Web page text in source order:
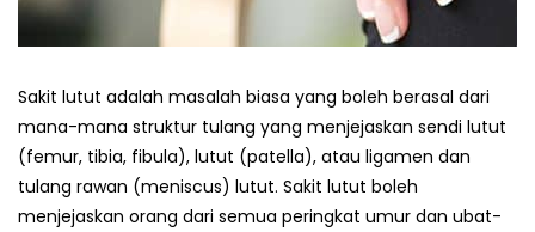
Sakit lutut adalah masalah biasa yang boleh berasal dari
mana-mana struktur tulang yang menjejaskan sendi lutut
(femur, tibia, fibula), lutut (patella), atau ligamen dan
tulang rawan (meniscus) lutut. Sakit lutut boleh
menjejaskan orang dari semua peringkat umur dan ubat-